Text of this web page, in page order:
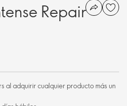
Repair
al adquirir cualquier producto más un